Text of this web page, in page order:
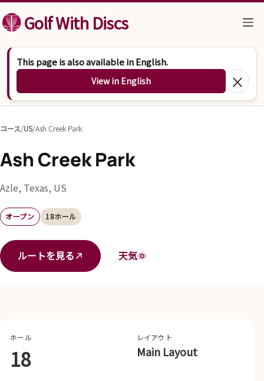
コンテンツへスキップ
Golf With Discs
This page is also available in English.
View in English ×
コース/US/Ash Creek Park
Ash Creek Park
Azle, Texas, US
オープン 18ホール
ルートを見る 天気
ホール
18
レイアウト
Main Layout